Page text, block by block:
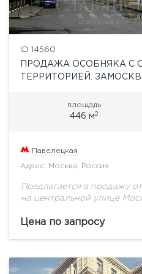
ID 14560
ПРОДАЖА ОСОБНЯКА С
ТЕРРИТОРИЕЙ.
площадь
446 м2
Павелецкая
Адрес: Москва, Россия
Предлагается в продажу
на центральной улице
воссозданную копию
Цена по запросу